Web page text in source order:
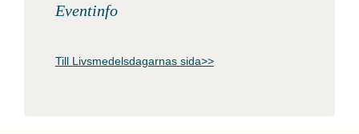
Eventinfo
Till Livsmedelsdagarnas sida>>